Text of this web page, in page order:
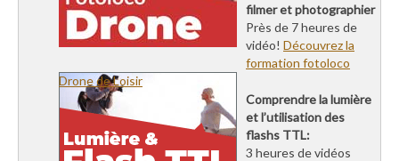
filmer et photographier
Près de 7 heures de
vidéo! Découvrez la
formation fotoloco
Drone de Loisir
Comprendre la lumière
et l’utilisation des
flashs TTL:
3 heures de vidéos